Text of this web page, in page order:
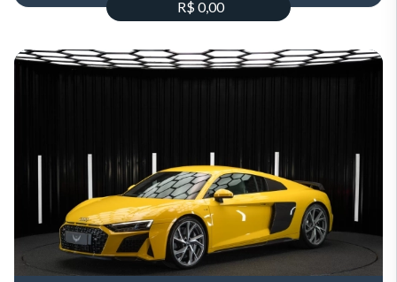
R$ 0,00